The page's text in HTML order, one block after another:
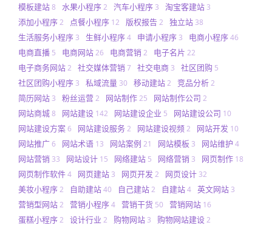
模板建站8 水果小程序2 汽车小程序 3 淘宝客建站 3
添加小程序2 点餐小程序 12 版权报告2 独立站 38
生活服务小程序 3 生鲜小程序4 申请小程序 3 电商小程序46
电商直播 5 电商网站26 电商营销 2 电子名片 22
电子商务网站2 社交媒体营销 7 社交电商 3 社区团购 5
社区团购小程序 3 私域流量 30 移动建站2 竞品分析2
简历网站 3 粉丝运营2 网站制作25 网站制作公司 2
网站商城8 网站建设 142 网站建设企业 5 网站建设公司 10
网站建设方案6 网站建设服务2 网站建设视频2 网站开发 10
网站推广6 网站术语 13 网站案例 21 网站模板 3 网站维护 4
网站营销 33 网站设计 15 网络建站 5 网络营销 3 网页制作 18
网页制作软件4 网页建站 3 网页开发 2 网页设计 32
美妆小程序2 自助建站40 自己建站2 自建站4 英文网站 3
营销型网站2 营销小程序4 营销干货 50 营销网站 16
蛋糕小程序2 设计行业 2 购物网站 3 购物网站建设2